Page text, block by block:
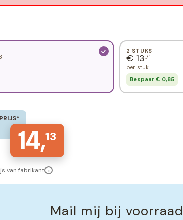
2 STUKS
€ 13,71
per stuk
Bespaar € 0,85
14,13
van fabrikant i
Mail mij bij voorraad